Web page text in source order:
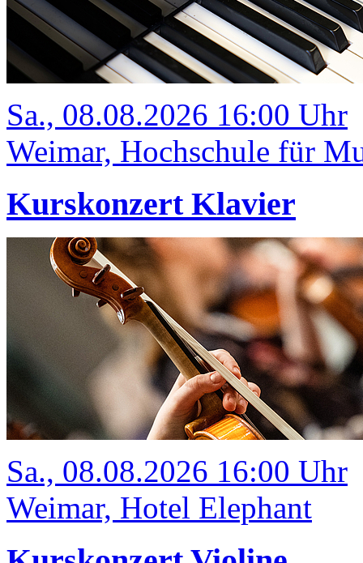
Sa., 08.08.2026 16:00 Uhr
Weimar, Hochschule für
Kurskonzert Klavier
Sa., 08.08.2026 16:00 Uhr
Weimar, Hotel Elephant